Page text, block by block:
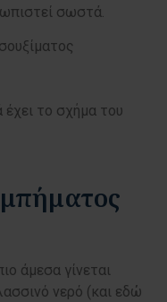
σωστά.
το σχήμα του
άμεσα γίνεται
νερό (και εδώ